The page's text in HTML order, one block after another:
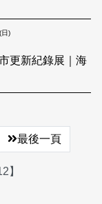
(日)
更新紀錄展｜海
最後一頁
】